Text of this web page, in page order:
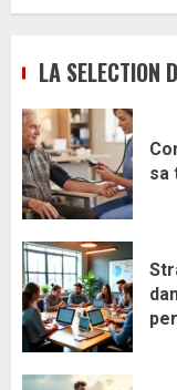
LA SELECTION
sa